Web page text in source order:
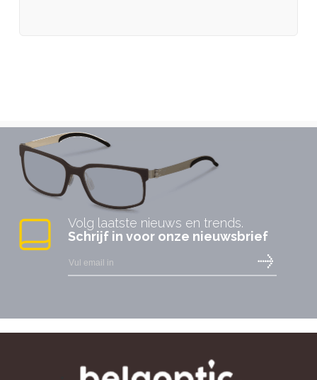
Volg laatste nieuws en trends.
Schrijf in voor onze nieuwsbrief